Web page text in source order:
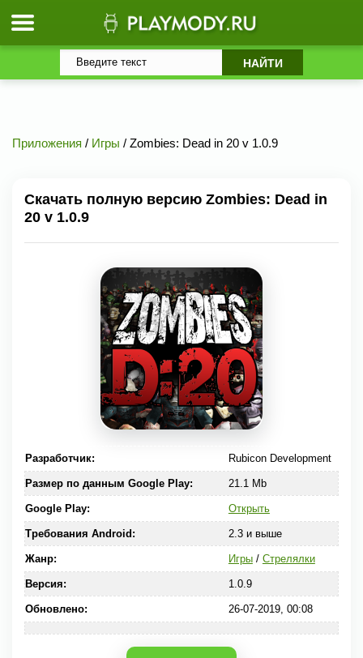
Приложения / Игры / Zombies: Dead in 20 v 1.0.9
Скачать полную версию Zombies: Dead in
20 v 1.0.9
Разработчик: Rubicon Development
Размер по данным Google Play: 21.1 Mb
Google Play: Открыть
Требования Android: 2.3 и выше
Жанр: Игры/ Стрелялки
Версия: 1.0.9
Обновлено: 26-07-2019, 00:08